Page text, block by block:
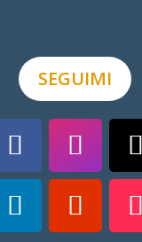
SEGUIMI